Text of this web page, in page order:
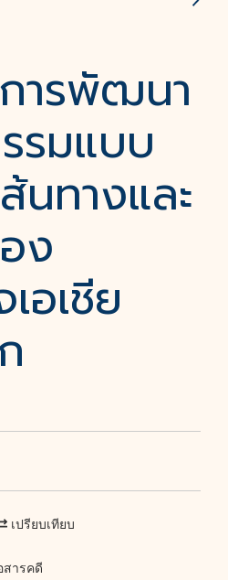
ารพัฒนา
รมแบบ
นทางและ
ง
อเชีย
เปรียบเทียบ
ารคดี